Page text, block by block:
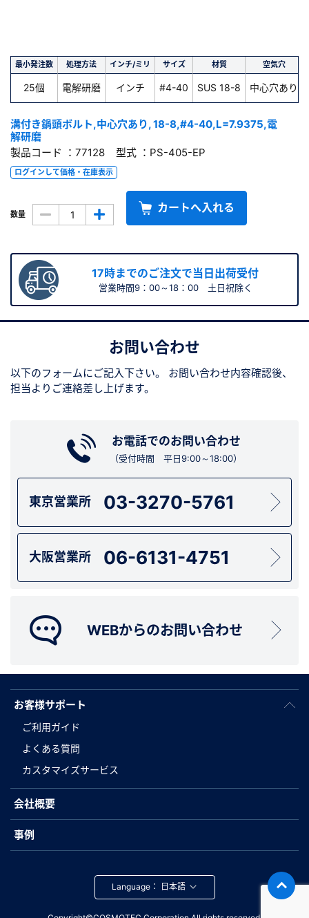
最小発注数 処理方法 インチ/ミリ サイズ 材質 空気穴
25個 電解研磨 インチ #4-40 SUS 18-8 中心穴あり
溝付き鍋頭ボルト,中心穴あり, 18-8,#4-40,L=7.9375,電
解研磨
製品コード ：77128 型式 ：PS-405-EP
ログインして価格・在庫表示
数量 カートへ入れる
17時までのご注文で当日出荷受付
営業時間9：00～18：00 土日祝除く
お問い合わせ
以下のフォームにご記入下さい。
お問い合わせ内容確認後、
担当よりご連絡差し上げます。
お電話でのお問い合わせ
（受付時間 平日9:00～18:00）
東京営業所 03-3270-5761
大阪営業所 06-6131-4751
WEBからのお問い合わせ
お客様サポート
ご利用ガイド
よくある質問
カスタマイズサービス
会社概要
事例
Language：